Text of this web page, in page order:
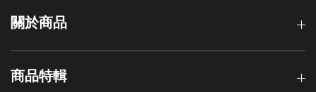
關於商品
商品特輯